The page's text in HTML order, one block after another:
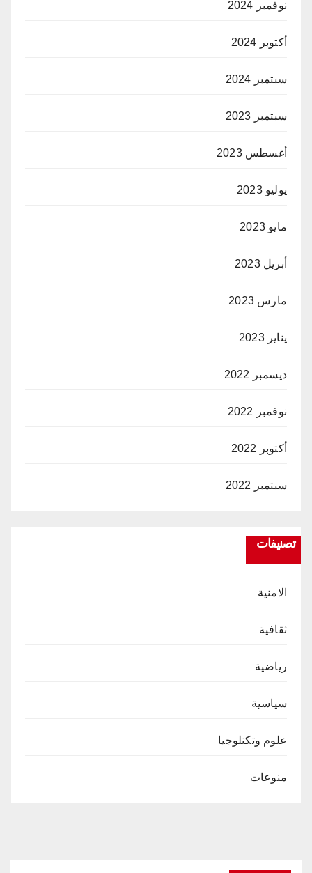
نوفمبر 2024
أكتوبر 2024
سبتمبر 2024
سبتمبر 2023
أغسطس 2023
يوليو 2023
مايو 2023
أبريل 2023
مارس 2023
يناير 2023
ديسمبر 2022
نوفمبر 2022
أكتوبر 2022
سبتمبر 2022
تصنيفات
الامنية
ثقافية
رياضية
سياسية
علوم وتكنلوجيا
منوعات